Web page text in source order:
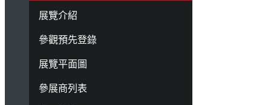
展覽介紹
參觀預先登錄
展覽平面圖
參展商列表